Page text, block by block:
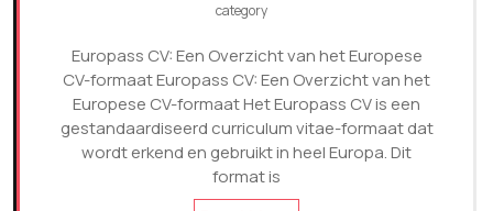
category
Europass CV: Een Overzicht van het Europese
CV-formaat Europass CV: Een Overzicht van het
Europese CV-formaat Het Europass CV is een
gestandaardiseerd curriculum vitae-formaat dat
wordt erkend en gebruikt in heel Europa. Dit
format is